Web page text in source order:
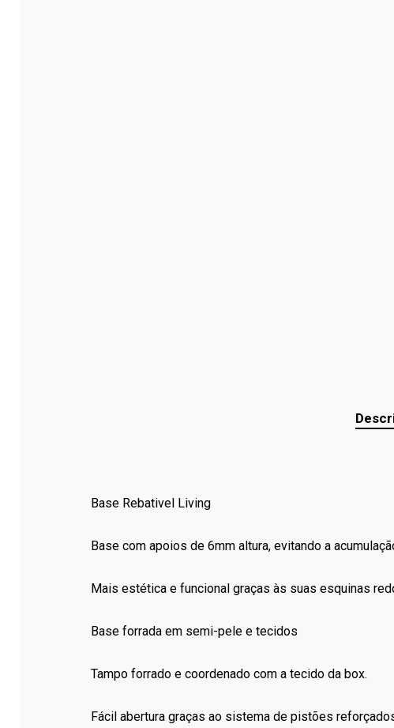
Base Rebativel Living
Base com apoios de 6mm altura, evitando a
Mais estética e funcional graças às suas esquinas
Base forrada em semi-pele e tecidos
Tampo forrado e coordenado com a tecido da box.
Fácil abertura graças ao sistema de pistões